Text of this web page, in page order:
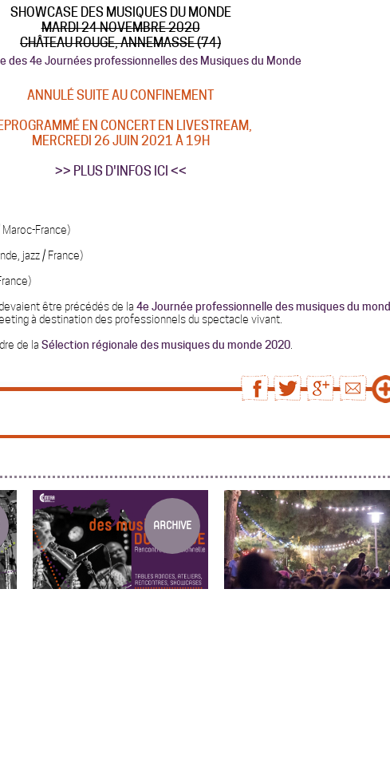
SHOWCASE DES MUSIQUES DU MONDE
MARDI 24 NOVEMBRE 2020
CHÂTEAU ROUGE, ANNEMASSE (74)
des 4e Journées professionnelles des Musiques du Monde
ANNULÉ SUITE AU CONFINEMENT
EN CONCERT EN LIVESTREAM,
MERCREDI 26 JUIN 2021 À 19H
>> PLUS D'INFOS ICI <<
France)
jazz / France)
être précédés de la 4e Journée professionnelle des musiques du mond
à destination des professionnels du spectacle vivant.
de la Sélection régionale des musiques du monde 2020
ARCHIVE